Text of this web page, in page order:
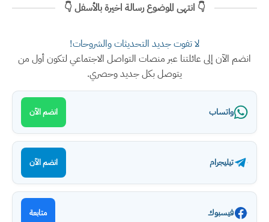
👇 انتهى الموضوع رسالة اخيرة بالأسفل 👇
لا تفوت جديد التحديثات والشروحات!
انضم الآن إلى عائلتنا عبر منصات التواصل الاجتماعي لتكون أول من
يتوصل بكل جديد وحصري.
واتساب انضم الآن
تيليجرام انضم الآن
فيسبوك متابعة